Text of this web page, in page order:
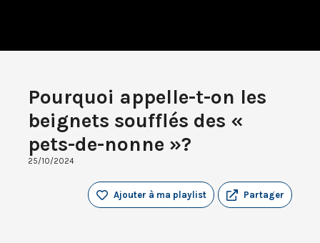
Pourquoi appelle-t-on les
beignets soufflés des «
pets-de-nonne »?
25/10/2024
Partager
Ajouter à ma playlist